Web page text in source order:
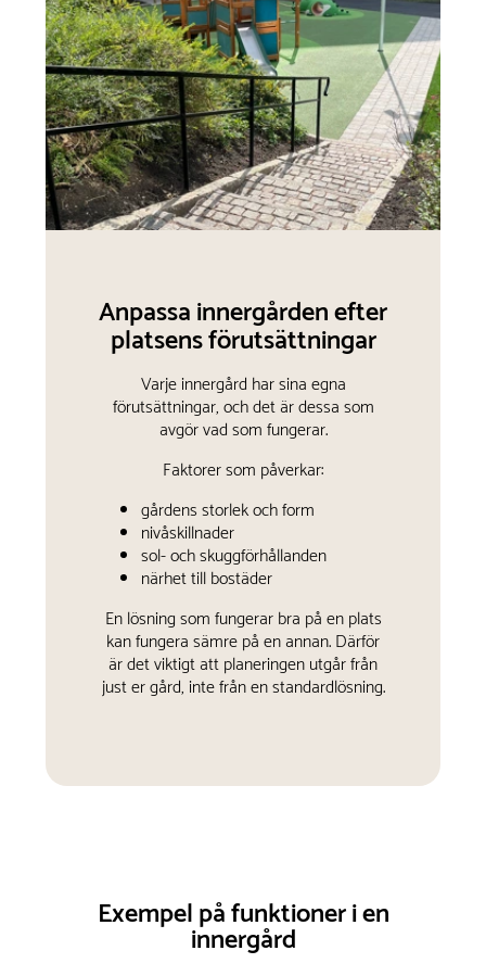
Anpassa innergården efter
platsens förutsättningar
Varje innergård har sina egna
förutsättningar, och det är dessa som
avgör vad som fungerar.
Faktorer som påverkar:
gårdens storlek och form
nivåskillnader
sol- och skuggförhållanden
närhet till bostäder
En lösning som fungerar bra på en plats
kan fungera sämre på en annan. Därför
är det viktigt att planeringen utgår från
just er gård, inte från en standardlösning.
Exempel på funktioner i en
innergård